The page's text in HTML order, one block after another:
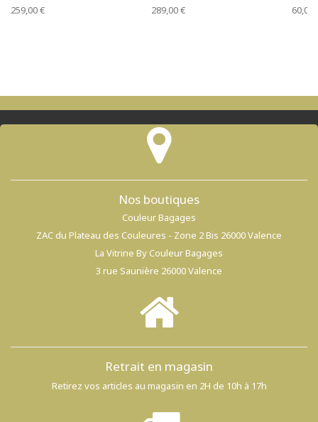
259,00 € 289,00 € 60,00
Nos boutiques
Couleur Bagages
ZAC du Plateau des Couleures - Zone 2 Bis 26000 Valence
La Vitrine By Couleur Bagages
3 rue Saunière 26000 Valence
Retrait en magasin
Retirez vos articles au magasin en 2H de 10h à 17h